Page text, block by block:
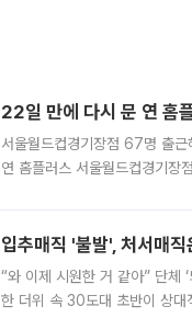
22일 만에 다시 문 연 홈
서울월드컵경기장점 67명 출
연 홈플러스 서울월드컵경기장
입추매직 '불발', 처서매
“와 이제 시원한 거 같아” 단체
한 더위 속 30도대 초반이 상대